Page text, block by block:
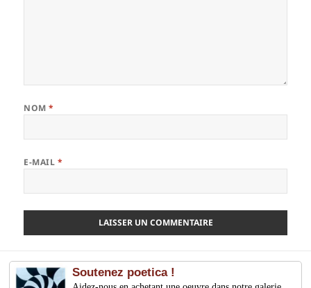
NOM*
E-MAIL *
Soutenez poetica !